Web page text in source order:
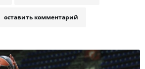
оставить комментарий